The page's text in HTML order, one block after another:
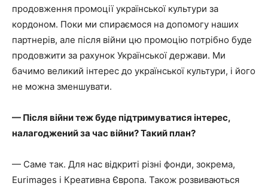
продовження промоції української культури за
кордоном. Поки ми спираємося на допомогу наших
партнерів, але після війни цю промоцію потрібно буде
продовжити за рахунок Української держави. Ми
бачимо великий інтерес до української культури, і його
не можна зменшувати.
— Після війни теж буде підтримуватися інтерес,
налагоджений за час війни? Такий план?
— Саме так. Для нас відкриті різні фонди, зокрема,
Eurimages і Креативна Європа. Також розвиваються